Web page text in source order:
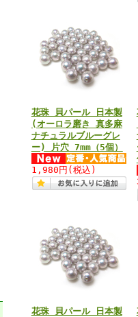
花珠 貝パール 日本製
(オーロラ磨き 真多麻
ナチュラルブルーグレ
ー) 片穴 7mm（5個）
1,980円 (税込)
花珠 貝パール 日本製